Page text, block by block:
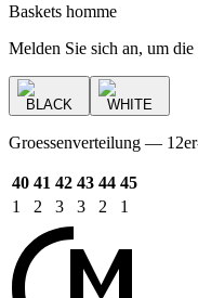
Baskets homme
Melden Sie sich an, um die
BLACK WHITE
Groessenverteilung —
40 41 42 43 44 45
1
2 3 3 2 1